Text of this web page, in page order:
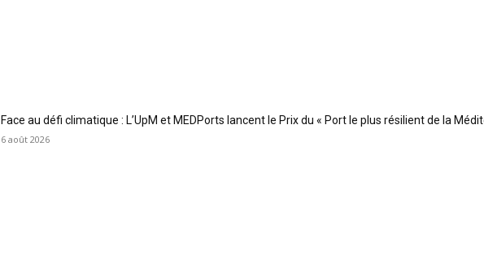
Face au défi climatique : L’UpM et MEDPorts lancent le Prix du « Port le plus résilient de la
6 août 2026